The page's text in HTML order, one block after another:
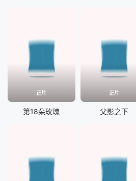
正片
第18朵玫瑰
正片
父影之下